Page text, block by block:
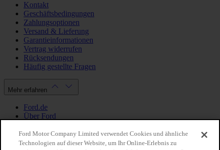
Kontakt
Geschäftsbedingungen
Zahlungsoptionen
Versand & Lieferung
Garantieinformationen
Vertrag widerrufen
Rücksendungen
Häufig gestellte Fragen
Mehr erfahren
Ford.de
Über Ford
Datenschutzbestimmungen
Impressum
Ford Motor Company Limited verwendet Cookies und ähnliche
Technologien auf dieser Website, um Ihr Online-Erlebnis zu